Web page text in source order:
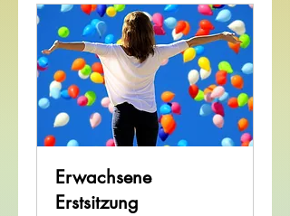
Erwachsene
Erstsitzung